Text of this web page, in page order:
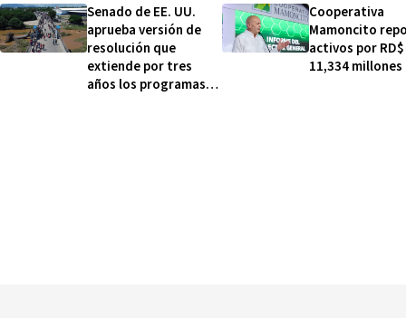
Senado de EE. UU.
aprueba versión de
resolución que
extiende por tres
años los programas
Cooperativa
Mamoncito
activos por RD$
11,334 millones